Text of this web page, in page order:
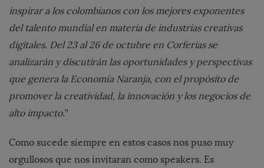
inspirar a los colombianos con los mejores exponentes
del talento mundial en materia de industrias creativas
digitales. Del 23 al 26 de octubre en Corferias se
analizarán y discutirán las oportunidades y perspectivas
que genera la Economía Naranja, con el propósito de
promover la creatividad, la innovación y los negocios de
alto impacto.”
Como sucede siempre en estos casos nos puso muy
orgullosos que nos invitaran como speakers. Es